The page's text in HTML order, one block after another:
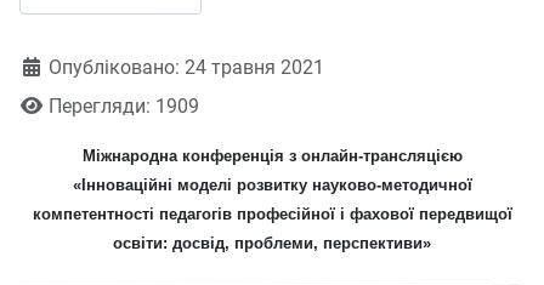
ДеталіОпубліковано: 24 травня 2021
Перегляди: 1909
Міжнародна конференція з онлайн-трансляцією
«Інноваційні моделі розвитку науково-методичної
компетентності педагогів професійної і фахової передвищої
освіти: досвід, проблеми, перспективи»